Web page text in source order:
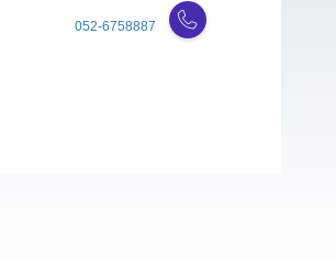
052-6758887